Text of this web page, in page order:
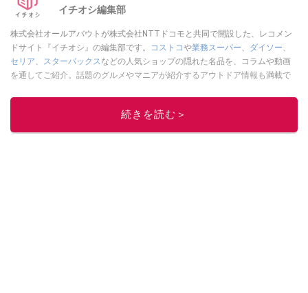
イチオシ編集部
株式会社オールアバウトが株式会社NTTドコモと共同で開設した、レコメン
ドサイト『イチオシ』の編集部です。
コストコや業務スーパー、 ダイソー、
セリア、 スターバックスなどの人気ショップの隠れた名品を、コラムや動画
を通してご紹介。話題のグルメやマニアが紹介するアウトドア情報も満載で
レビューしています。毎日トレンド情報をお届けしているので、ぜひ
してください！続きを読む＞